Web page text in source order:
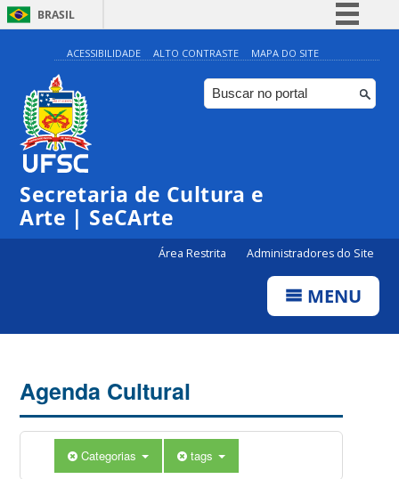
BRASIL
Simplifique!
Comunica BR
Participe
ACESSIBILIDADE ALTO CONTRASTE MAPA DO SITE
Secretaria de Cultura e
Arte | SeCArte
Área Restrita Administradores do Site
MENU
Agenda Cultural
Categorias tags
0:00
1:00
5:00